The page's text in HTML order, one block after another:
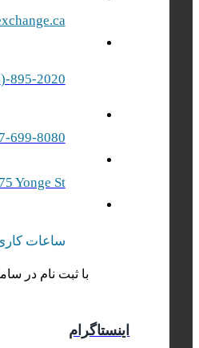
895-2020-(416)
699-8080
Yonge St
ساعات کاری: دوشنبه تا جمعه
با ثبت نام در
اینستاگرام